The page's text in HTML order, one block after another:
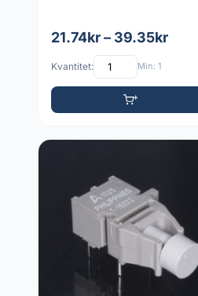
21.74kr – 39.35kr
Kvantitet: Min: 1